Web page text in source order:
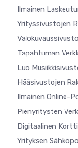
Ilmainen
Yrityssivustojen
Tapahtuman
Luo
Hääsivustojen
Ilmainen Online-
Pienyritysten
Digitaalinen Kortti
Yrityksen